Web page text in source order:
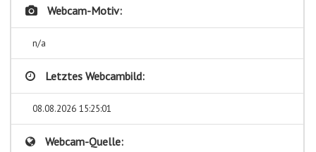
Webcam-Motiv:
n/a
Letztes Webcambild:
08.08.2026 15:25:01
Webcam-Quelle: